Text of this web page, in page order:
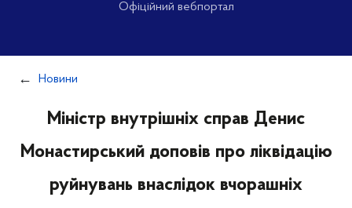
Офіційний вебпортал
Новини
Міністр внутрішніх справ Денис
Монастирський доповів про ліквідацію
руйнувань внаслідок вчорашніх